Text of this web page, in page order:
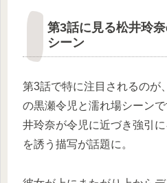
第3話に見る松井玲
シーン
第3話で特に注目されるのが
の黒瀬令児と濡れ場シーン
井玲奈が令児に近づき強引
を誘う描写が話題に。